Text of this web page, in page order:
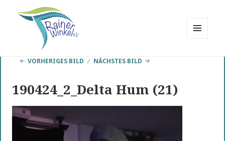
Rainer Winkel
VORHERIGES BILD NÄCHSTES BILD
190424_2_Delta Hum (21)